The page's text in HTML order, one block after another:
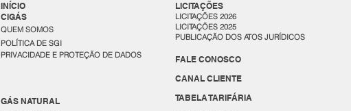
LICITAÇÕES
LICITAÇÕES 2026
LICITAÇÕES 2025
PUBLICAÇÃO DOS ATOS JURÍDICOS
INÍCIO
CIGÁS
QUEM SOMOS
FALE CONOSCO
CANAL CLIENTE
TABELA TARIFÁRIA
GÁS NATURAL
POLÍTICA DE SGI
PRIVACIDADE E PROTEÇÃO DE DADOS